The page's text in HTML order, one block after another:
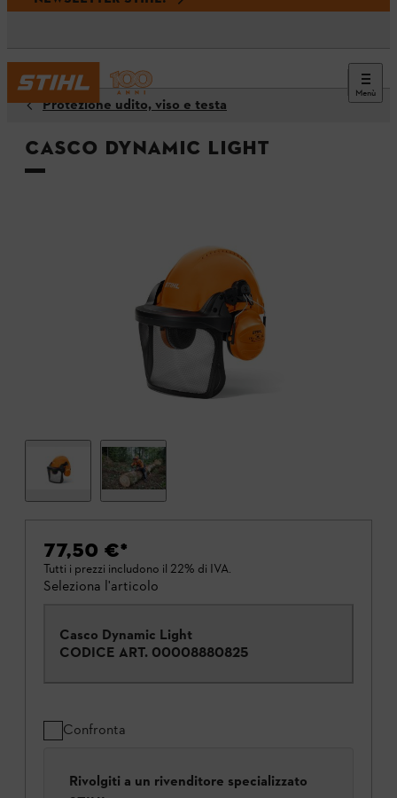
Menù
Protezione udito, viso e testa
Casco DYNAMIC Light
77,50 €*
Tutti i prezzi includono il 22% di IVA.
Seleziona l'articolo
Casco Dynamic Light
CODICE ART. 00008880825
Confronta
Rivolgiti a un rivenditore specializzato